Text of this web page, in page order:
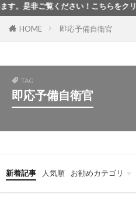
非ご覧ください！こちらをクリック！
HOME 即応予備自衛官
TAG
即応予備自衛官
新着記事 人気順 お勧めカテゴリ